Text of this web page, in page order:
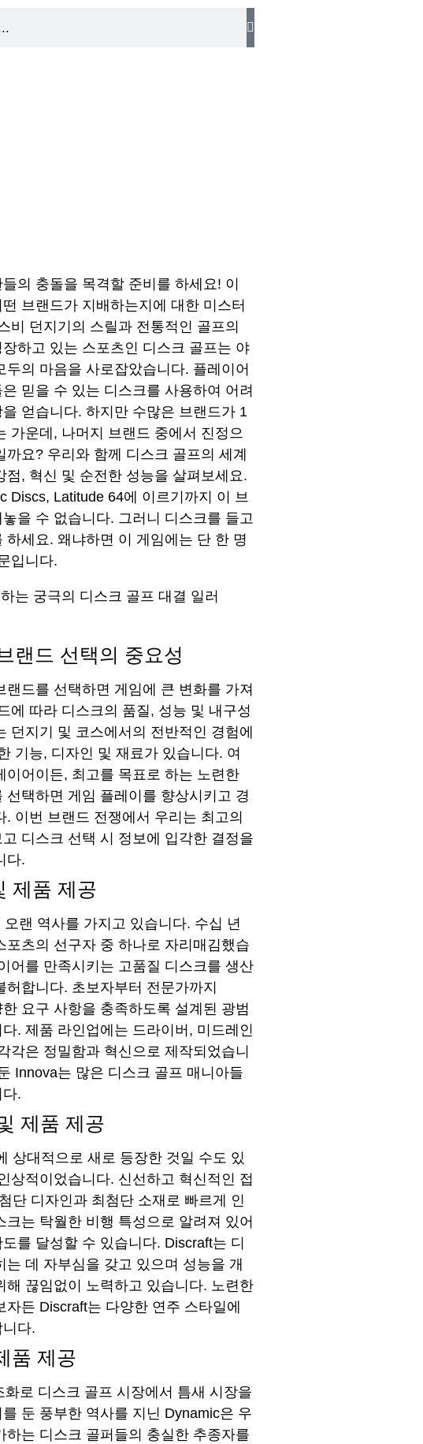
의 충돌을 목격할 준비를 하세요! 이
브랜드가 지배하는지에 대한 미스터
비 던지기의 스릴과 전통적인 골프의
하고 있는 스포츠인 디스크 골프는 야
의 마음을 사로잡았습니다. 플레이어
믿을 수 있는 디스크를 사용하여 어려
얻습니다. 하지만 수많은 브랜드가 1
가운데, 나머지 브랜드 중에서 진정으
요? 우리와 함께 디스크 골프의 세계
점, 혁신 및 순전한 성능을 살펴보세요.
Discs, Latitude 64에 이르기까지 이 브
을 수 없습니다. 그러니 디스크를 들고
세요. 왜냐하면 이 게임에는 단 한 명
입니다.
랜드 선택의 중요성
드를 선택하면 게임에 큰 변화를 가져
에 따라 디스크의 품질, 성능 및 내구성
던지기 및 코스에서의 전반적인 경험에
기능, 디자인 및 재료가 있습니다. 여
이어이든, 최고를 목표로 하는 노련한
택하면 게임 플레이를 향상시키고 경
이번 브랜드 전쟁에서 우리는 최고의
디스크 선택 시 정보에 입각한 결정을
다.
제품 제공
랜 역사를 가지고 있습니다. 수십 년
포츠의 선구자 중 하나로 자리매김했습
어를 만족시키는 고품질 디스크를 생산
합니다. 초보자부터 전문가까지
요구 사항을 충족하도록 설계된 광범
. 제품 라인업에는 드라이버, 미드레인
각은 정밀함과 혁신으로 제작되었습니
Innova는 많은 디스크 골프 매니아들
.
제품 제공
상대적으로 새로 등장한 것일 수도 있
상적이었습니다. 신선하고 혁신적인 접
단 디자인과 최첨단 소재로 빠르게 인
는 탁월한 비행 특성으로 알려져 있어
를 달성할 수 있습니다. Discraft는 디
데 자부심을 갖고 있으며 성능을 개
해 끊임없이 노력하고 있습니다. 노련한
든 Discraft는 다양한 연주 스타일에
다.
품 제공
로 디스크 골프 시장에서 틈새 시장을
둔 풍부한 역사를 지닌 Dynamic은 우
하는 디스크 골퍼들의 충실한 추종자를